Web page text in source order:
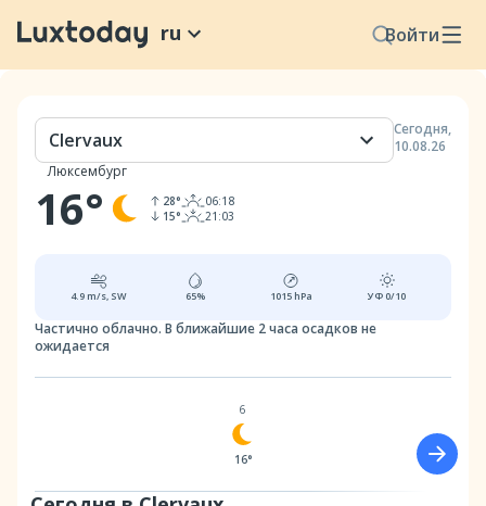
Войти
ru
Сегодня,
10.08.26
Clervaux
Люксембург
16° 28°
15°
06:18
21:03
4.9 m/s, SW 65% 1015hPa УФ 0/10
Частично облачно. В ближайшие 2 часа осадков не
ожидается
6
16°